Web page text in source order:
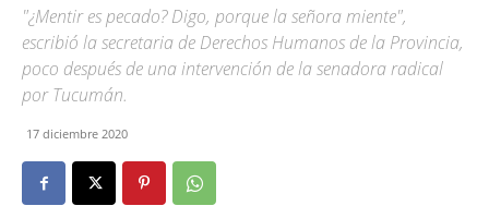
"¿Mentir es pecado? Digo, porque la señora miente",
escribió la secretaria de Derechos Humanos de la Provincia,
poco después de una intervención de la senadora radical
por Tucumán.
17 diciembre 2020